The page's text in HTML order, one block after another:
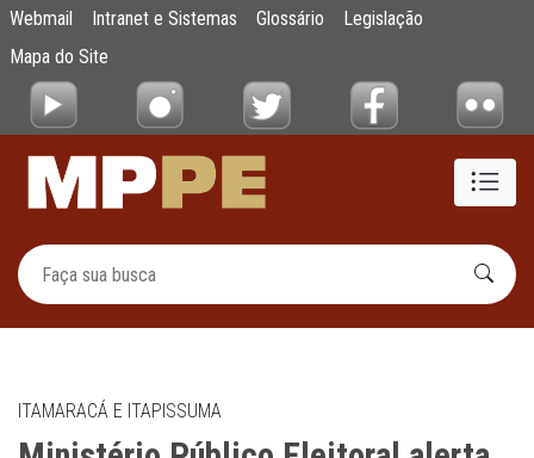
Pular para o Conteúdo principal
Ministério Público Eleitoral alerta para a
Webmail Intranet e Sistemas Glossário
Legislação
Mapa do Site
ITAMARACÁ E ITAPISSUMA